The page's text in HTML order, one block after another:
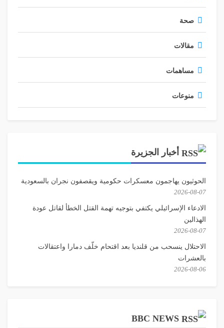
صحة
مقالات
مساهمات
منوعات
أخبار الجزيرة
الحوثيون يهاجمون معسكرات حكومية ويقصفون نجران بالسعودية
2026-08-07
الادعاء الإسرائيلي يكتفي بتوجيه تهمة القتل الخطأ لقاتل عودة
الهذالين
2026-08-07
الاحتلال ينسحب من قلنديا بعد اقتحام خلّف دمارا واعتقالات
بالعشرات
2026-08-06
BBC NEWS